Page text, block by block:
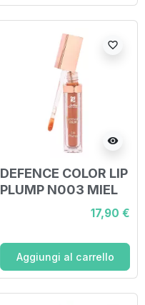
visibility
favorite_border
DEFENCE COLOR LIP
PLUMP N003 MIEL
17,90 €
Aggiungi al carrello